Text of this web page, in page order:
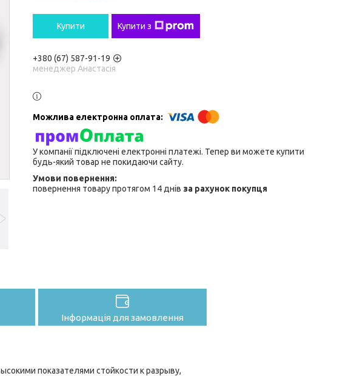
Купити Купити з
+380 (67) 587-91-19
менеджер Анастасія
У компанії підключені електронні платежі. Тепер ви можете купити
будь-який товар не покидаючи сайту.
повернення товару протягом 14 днів за рахунок покупця
Інформація для замовлення
показателями стойкости к разрыву,